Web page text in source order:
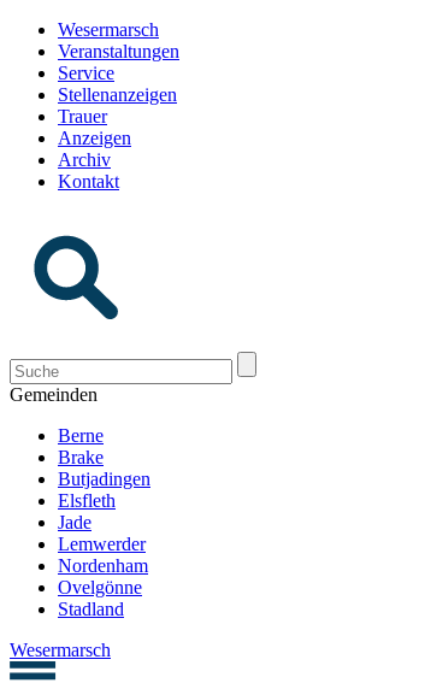
Wesermarsch
Veranstaltungen
Service
Stellenanzeigen
Trauer
Anzeigen
Archiv
Kontakt
Gemeinden
Berne
Brake
Butjadingen
Elsfleth
Jade
Lemwerder
Nordenham
Ovelgönne
Stadland
Wesermarsch